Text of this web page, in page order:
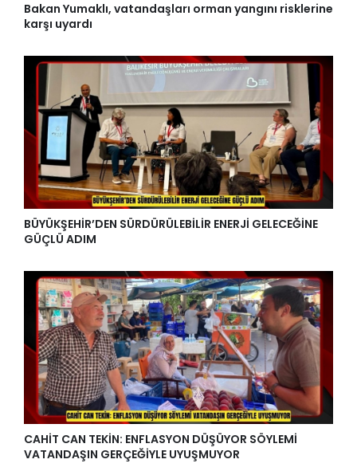
Bakan Yumaklı, vatandaşları orman yangını risklerine
karşı uyardı
BÜYÜKŞEHİR’DEN SÜRDÜRÜLEBİLİR ENERJİ GELECEĞİNE
GÜÇLÜ ADIM
CAHİT CAN TEKİN: ENFLASYON DÜŞÜYOR SÖYLEMİ
VATANDAŞIN GERÇEĞİYLE UYUŞMUYOR